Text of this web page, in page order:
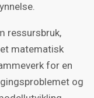
ressursbruk,
matematisk
for en
og